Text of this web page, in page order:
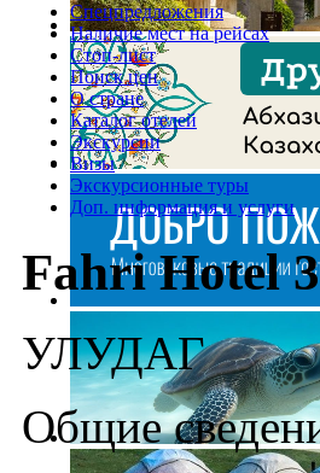
Спецпредложения
Наличие мест на рейсах
Стоп-лист
Поиск цен
О стране
Каталог отелей
Экскурсии
Визы
Экскурсионные туры
Доп. информация и услуги
Fahri Hotel
УЛУДАГ
Общие